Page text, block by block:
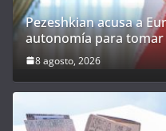
Pezeshkian acusa a
autonomía para tomar
8 agosto, 2026